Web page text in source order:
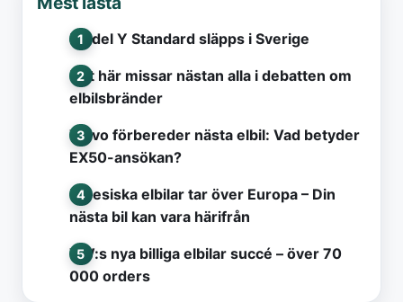
Model Y Standard släpps i Sverige
Det här missar nästan alla i debatten om
elbilsbränder
Volvo förbereder nästa elbil: Vad betyder
EX50-ansökan?
Kinesiska elbilar tar över Europa – Din
nästa bil kan vara härifrån
VW:s nya billiga elbilar succé – över 70
000 orders